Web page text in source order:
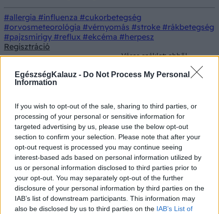
EgészségKalauz - Do Not Process My Personal
Information
If you wish to opt-out of the sale, sharing to third parties, or
processing of your personal or sensitive information for
targeted advertising by us, please use the below opt-out
section to confirm your selection. Please note that after your
opt-out request is processed you may continue seeing
interest-based ads based on personal information utilized by
us or personal information disclosed to third parties prior to
your opt-out. You may separately opt-out of the further
disclosure of your personal information by third parties on the
IAB’s list of downstream participants. This information may
also be disclosed by us to third parties on the IAB’s List of
#allergia #influenza #cukorbetegség
#orvosmeteorológia #vérnyomás #stroke #rákbetegség
#pajzsmirigy #reflux #ekcéma #herpesz
Regisztráció
Véres széklet: ebből
tudni, ha vastagbélrák,
végbélrák tünete
vastagbélrák, végbélrák tünete